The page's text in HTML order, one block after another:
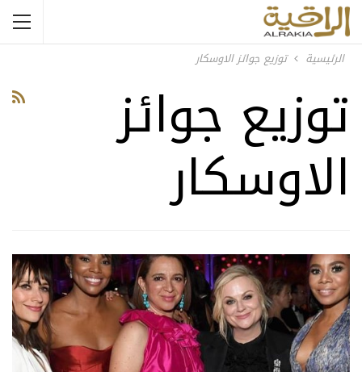
الرئيسية توزيع جوائز الاوسكار
توزيع جوائز
الاوسكار